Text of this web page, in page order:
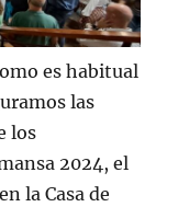
es habitual
las
los
2024, el
la Casa de